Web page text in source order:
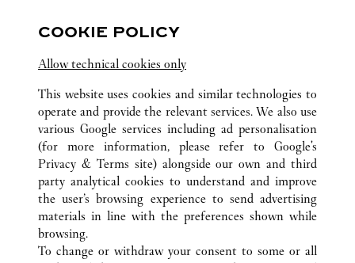
Visit us on Facebook
Link Opens in New Tab
Visit us on Instagram
Link Opens in New Tab
Visit us on Pinterest
Link Opens in New Tab
Visit us on Tumblr
Link Opens in New TabVisit us on Youtube
Link Opens in New
TODAS AS LOCALIZAÇÕES CARTIER VIETNÃ
HANOI
TRANG TIEN PLAZA
CUSTOMER CARE
COOKIE POLICY
Allow technical cookies only
This website uses cookies and similar technologies to
operate and provide the relevant services. We also use
various Google services including ad personalisation
(for more information, please refer to Google's
Privacy & Terms site) alongside our own and third
party analytical cookies to understand and improve
the user’s browsing experience to send advertising
materials in line with the preferences shown while
browsing.
To change or withdraw your consent to some or all